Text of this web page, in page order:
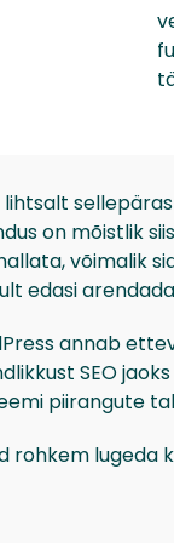
lihtsalt
on mõistlik
võimalik
edasi
annab
SEO
piirangute
rohkem lugeda